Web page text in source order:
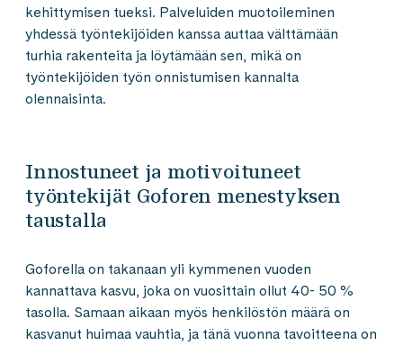
kehittymisen tueksi. Palveluiden muotoileminen
yhdessä työntekijöiden kanssa auttaa välttämään
turhia rakenteita ja löytämään sen, mikä on
työntekijöiden työn onnistumisen kannalta
olennaisinta.
Innostuneet ja motivoituneet
työntekijät Goforen menestyksen
taustalla
Goforella on takanaan yli kymmenen vuoden
kannattava kasvu, joka on vuosittain ollut 40- 50 %
tasolla. Samaan aikaan myös henkilöstön määrä on
kasvanut huimaa vauhtia, ja tänä vuonna tavoitteena on